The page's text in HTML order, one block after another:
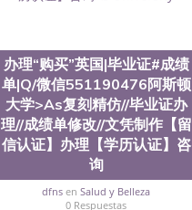
办理“购买”英国|毕业证#成绩
单|Q/微信551190476阿斯顿
大学>As复刻精仿//毕业证办
理//成绩单修改//文凭制作【留
信认证】办理【学历认证】咨
询
dfns enSalud y Belleza
0 Respuestas